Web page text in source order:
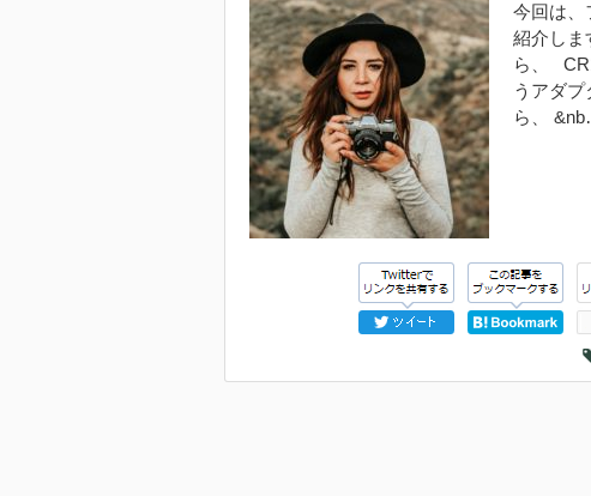
今回は、
紹介し
ら、
うアダ
ら、